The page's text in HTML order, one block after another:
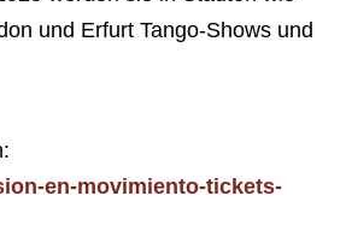
und Erfurt Tango-Shows und
en-movimiento-tickets-